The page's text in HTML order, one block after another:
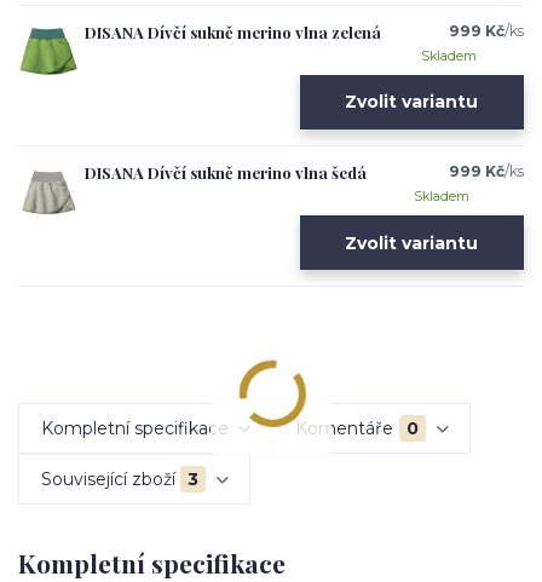
DISANA Dívčí sukně merino vlna zelená 999 Kč/ks
Skladem
Zvolit variantu
DISANA Dívčí sukně merino vlna šedá 999 Kč/ks
Skladem
Zvolit variantu
Kompletní specifikace Komentáře 0
Související zboží 3
Kompletní specifikace